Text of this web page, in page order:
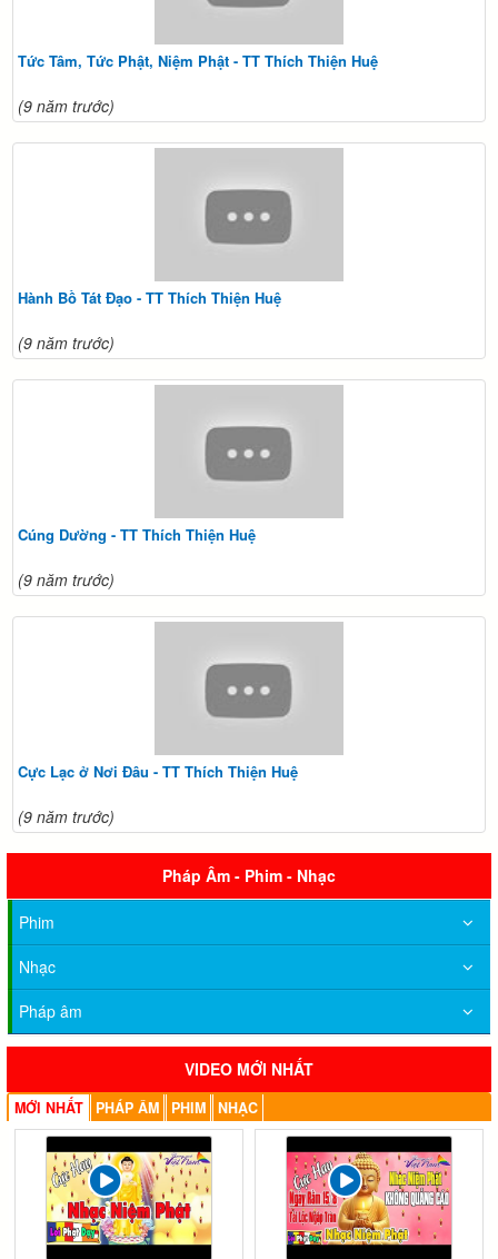
Tức Tâm, Tức Phật, Niệm Phật - TT Thích Thiện Huệ
(9 năm trước)
Hành Bồ Tát Đạo - TT Thích Thiện Huệ
(9 năm trước)
Cúng Dường - TT Thích Thiện Huệ
(9 năm trước)
Cực Lạc ở Nơi Đâu - TT Thích Thiện Huệ
(9 năm trước)
Pháp Âm - Phim - Nhạc
Phim
Nhạc
Pháp âm
VIDEO MỚI NHẤT
MỚI NHẤT PHÁP ÂM PHIM NHẠC